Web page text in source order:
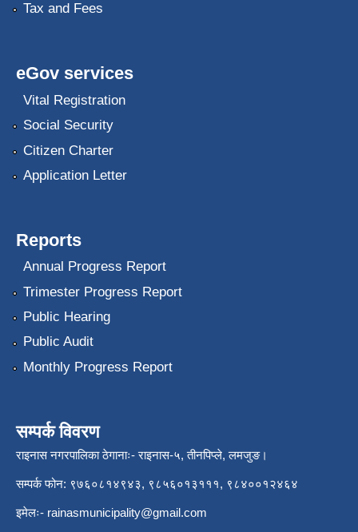
Tax and Fees
eGov services
Vital Registration
Social Security
Citizen Charter
Application Letter
Reports
Annual Progress Report
Trimester Progress Report
Public Hearing
Public Audit
Monthly Progress Report
सम्पर्क विवरण
राइनास नगरपालिका ठेगानाः- राइनास-५, तीनपिप्ले, लमजुङ।
सम्पर्क फोन: ९७६०८१४९४३, ९८५६०१३१११, ९८४००१२४६४
इमेलः- rainasmunicipality@gmail.com